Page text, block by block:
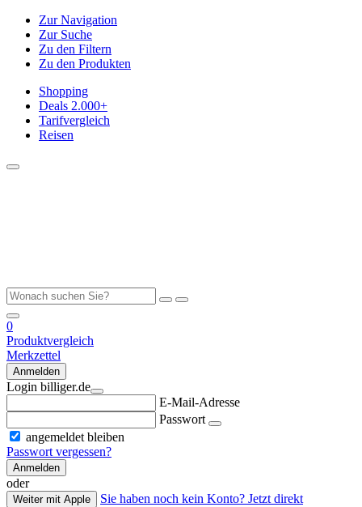
Zur Navigation
Zur Suche
Zu den Filtern
Zu den Produkten
Shopping
Deals 2.000+
Tarifvergleich
Reisen
0
Produktvergleich
Merkzettel
Anmelden
Login billiger.de
E-Mail-Adresse
Passwort
angemeldet bleiben
Passwort vergessen?
Anmelden
oder
Weiter mit Apple
Sie haben noch kein Konto? Jetzt direkt